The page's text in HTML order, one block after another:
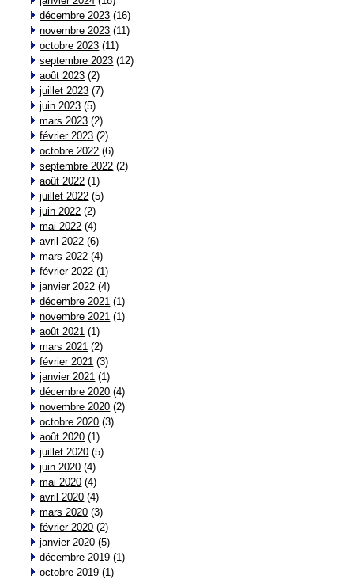
décembre 2023 (16)
novembre 2023 (11)
octobre 2023 (11)
septembre 2023 (12)
août 2023 (2)
juillet 2023 (7)
juin 2023 (5)
mars 2023 (2)
février 2023 (2)
octobre 2022 (6)
septembre 2022 (2)
août 2022 (1)
juillet 2022 (5)
juin 2022 (2)
mai 2022 (4)
avril 2022 (6)
mars 2022 (4)
février 2022 (1)
janvier 2022 (4)
décembre 2021 (1)
novembre 2021 (1)
août 2021 (1)
mars 2021 (2)
février 2021 (3)
janvier 2021 (1)
décembre 2020 (4)
novembre 2020 (2)
octobre 2020 (3)
août 2020 (1)
juillet 2020 (5)
juin 2020 (4)
mai 2020 (4)
avril 2020 (4)
mars 2020 (3)
février 2020 (2)
janvier 2020 (5)
décembre 2019 (1)
octobre 2019 (1)